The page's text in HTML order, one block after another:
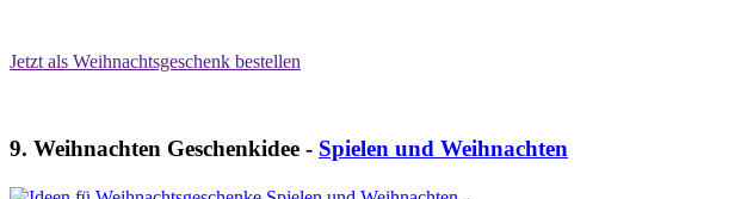
Jetzt als Weihnachtsgeschenk bestellen
9. Weihnachten Geschenkidee - Spielen und Weihnachten